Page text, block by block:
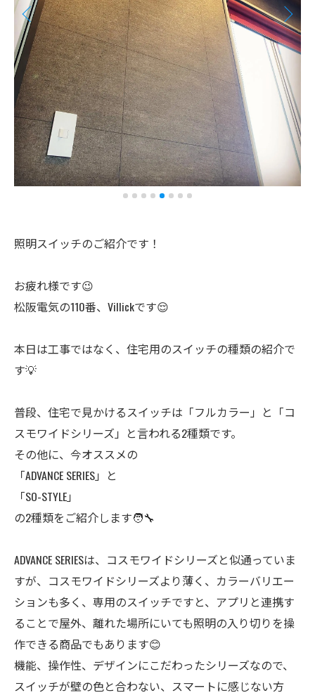
照明スイッチのご紹介です！
お疲れ様です😉
松阪電気の110番、Villickです😌
本日は工事ではなく、住宅用のスイッチの種類の紹介で
す💡
普段、住宅で見かけるスイッチは「フルカラー」と「コ
スモワイドシリーズ」と言われる2種類です。
その他に、今オススメの
「ADVANCE SERIES」と
「SO-STYLE」
の2種類をご紹介します🧑‍🔧
ADVANCE SERIESは、コスモワイドシリーズと似通っていま
すが、コスモワイドシリーズより薄く、カラーバリエー
ションも多く、専用のスイッチですと、アプリと連携す
ることで屋外、離れた場所にいても照明の入り切りを操
作できる商品でもあります😊
機能、操作性、デザインにこだわったシリーズなので、
スイッチが壁の色と合わない、スマートに感じない方